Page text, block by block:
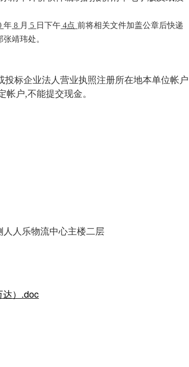
年 8 月 5 日下午 4点 前将相关文件加盖公章后快递
靖玮处。
标企业法人营业执照注册所在地本单位帐户
户,不能提交现金。
人乐物流中心主楼二层
达）.doc